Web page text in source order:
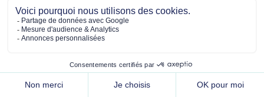
Plan du site
Politique de confidentialité
Mon consentement